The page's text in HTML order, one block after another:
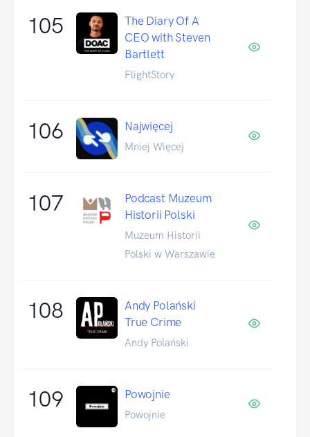
105
The Diary Of A
CEO with Steven
Bartlett
FlightStory
106 Najwięcej
Mniej Więcej
107
Podcast Muzeum
Historii Polski
Muzeum Historii
Polski w Warszawie
108
Andy Polański
True Crime
Andy Polański
109 Powojnie
Powojnie